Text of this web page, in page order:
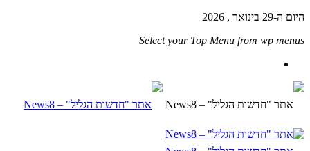
היום ה-29 בינואר , 2026
Select your Top Menu from wp menus